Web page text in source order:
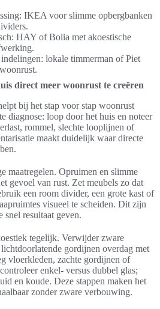
IKEA voor slimme opbergbanken
HAY of Bolia met akoestische
lokale timmerman of Piet
direct meer woonrust te creëren
bij het stap voor stap woonrust
diagnose: loop door het huis en noteer
rommel, slechte looplijnen of
maakt duidelijk waar directe
maatregelen. Opruimen en slimme
gevoel van rust. Zet meubels zo dat
een room divider, een grote kast of
visueel te scheiden. Dit zijn
snel resultaat geven.
tegelijk. Verwijder zware
gordijnen overdag met
vloerkleden, zachte gordijnen of
enkel- versus dubbel glas;
en koude. Deze stappen maken het
zonder zware verbouwing.